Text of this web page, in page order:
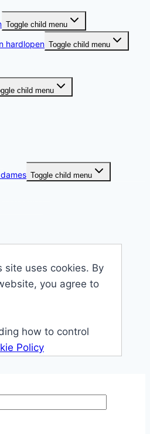
Toggle child menu
hardlopen Toggle child menu
child menu
Toggle child menu
site uses cookies. By
you agree to
how to control
Policy